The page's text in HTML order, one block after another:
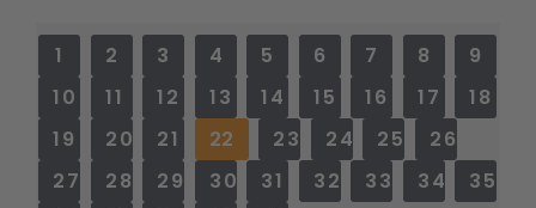
1 2 3 4 5 6 7 8
9
10
11 12 13 14 15 16 17
18
19
20 21 22 23 24 25
26
27
28 29 30 31 32 33 34
35